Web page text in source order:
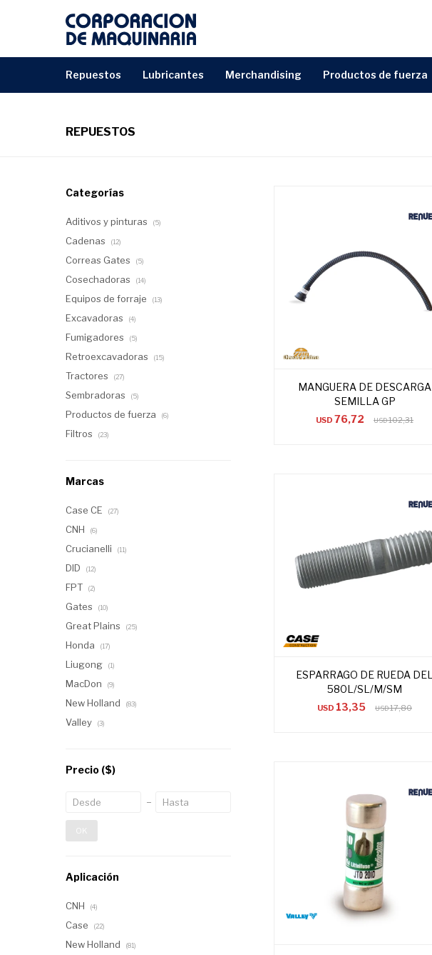
repuestos lubricantes merchandising productos de fuerza
REPUESTOS
MANGUERA DE DESCARGA
SEMILLA GP
USD 76,72 USD102,31
ESPARRAGO DE RUEDA DEL
580L/SL/M/SM
USD 13,35 USD17,80
Categorías
Aditivos y pinturas (5)
Cadenas (12)
Correas Gates (5)
Cosechadoras (14)
Equipos de forraje (13)
Excavadoras (4)
Fumigadores (5)
Retroexcavadoras (15)
Tractores (27)
Sembradoras (5)
Productos de fuerza (6)
Filtros (23)
Marcas
Case CE (27)
CNH (6)
Crucianelli (11)
DID (12)
FPT (2)
Gates (10)
Great Plains (25)
Honda (17)
Liugong (1)
MacDon (9)
New Holland (83)
Valley (3)
Precio ($)
OK
Aplicación
CNH (4)
Case (22)
New Holland (81)